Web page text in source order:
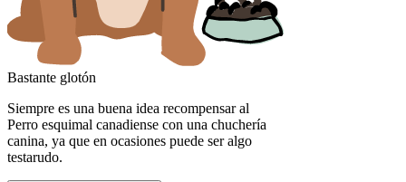
Bastante glotón
Siempre es una buena idea recompensar al
Perro esquimal canadiense con una chuchería
canina, ya que en ocasiones puede ser algo
testarudo.